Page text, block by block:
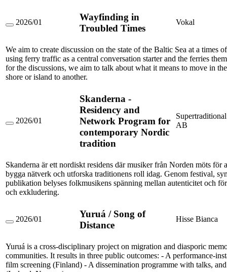
Wayfinding
Times
2026/01
Wayfinding in
Troubled Times
Vokal
We aim to create discussion on the state of the Baltic Sea at a times
using ferry traffic as a central conversation starter and the ferries
for the discussions, we aim to talk about what it means to move in
shore or island to another.
Skanderna
Program
for
contemporary
Nordic
tradition
2026/01
Skanderna -
Residency and
Network Program for
contemporary Nordic
tradition
Supertraditional
AB
Skanderna är ett nordiskt residens där musiker från Norden möts för
bygga nätverk och utforska traditionens roll idag. Genom festival,
publikation belyses folkmusikens spänning mellan autenticitet och
och exkludering.
Yuruá
of
Distance
2026/01
Yuruá / Song of
Distance
Hisse Bianca
Yuruá is a cross-disciplinary project on migration and diasporic
communities. It results in three public outcomes: - A performance-
film screening (Finland) - A dissemination programme with talks, and